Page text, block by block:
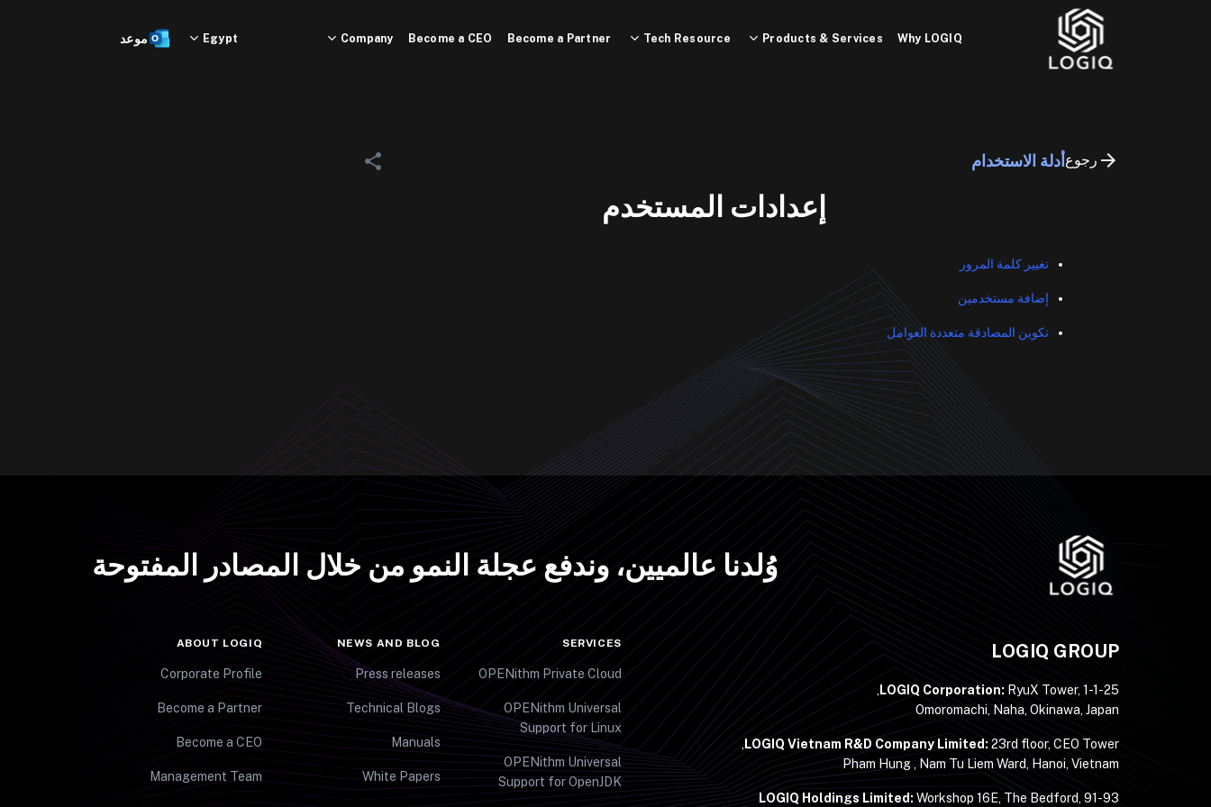
Why LOGIQ
Products & Services
Tech Resource
Become a Partner
Become a CEO
Company
Egypt موعد
رجوع أدلة الاستخدام
إعدادات المستخدم
تغيير كلمة المرور
إضافة مستخدمين
تكوين المصادقة متعددة العوامل
وُلدنا عالميين، وندفع عجلة النمو من خلال المصادر المفتوحة
LOGIQ GROUP
LOGIQ Corporation:RyuX Tower, 1-1-25,
Omoromachi, Naha, Okinawa, Japan
LOGIQ Vietnam R&D Company Limited:23rd floor, CEO Tower,
Pham Hung , Nam Tu Liem Ward, Hanoi, Vietnam
LOGIQ Holdings Limited:Workshop 16E, The Bedford, 91-93
SERVICES
OPENithm Private Cloud
OPENithm Universal
Support for Linux
OPENithm Universal
Support for OpenJDK
NEWS AND BLOG
Press releases
Technical Blogs
Manuals
White Papers
ABOUT LOGIQ
Corporate Profile
Become a Partner
Become a CEO
Management Team